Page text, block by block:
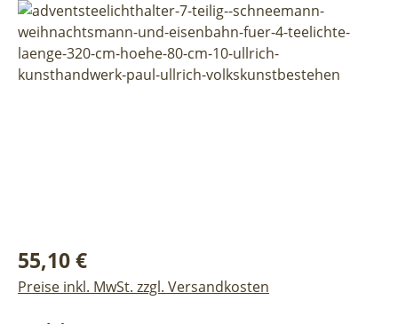
Bildergalerie überspringen
Regulärer Preis:
55,10 €
Preise inkl. MwSt. zzgl. Versandkosten